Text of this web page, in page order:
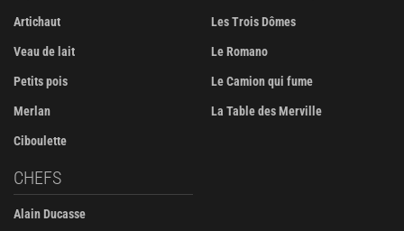
Artichaut
Veau de lait
Petits pois
Merlan
Ciboulette
Les Trois Dômes
Le Romano
Le Camion qui fume
La Table des Merville
CHEFS
Alain Ducasse